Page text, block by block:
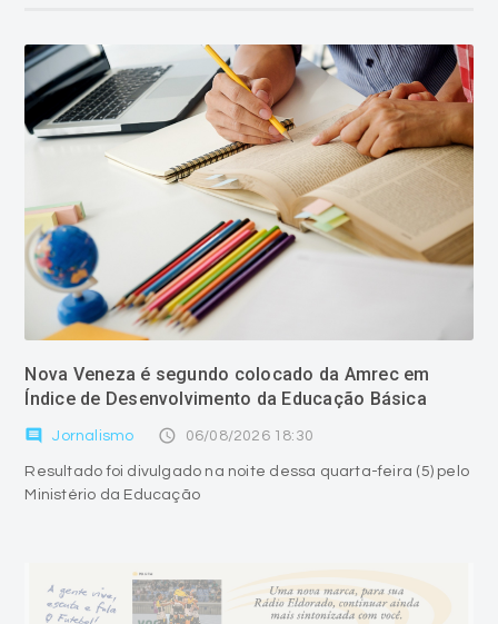
Nova Veneza é segundo colocado da Amrec em
Índice de Desenvolvimento da Educação Básica
comment Jornalismo access_time 06/08/2026 18:30
Resultado foi divulgado na noite dessa quarta-feira (5) pelo
Ministério da Educação